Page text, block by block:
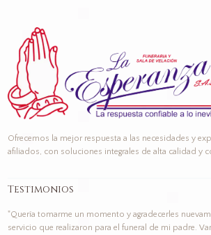
Ofrecemos la mejor respuesta a las necesidades y
afiliados, con soluciones integrales de alta calidad y
Testimonios
"Quería tomarme un momento y agradecerles
servicio que realizaron para el funeral de mi padre.